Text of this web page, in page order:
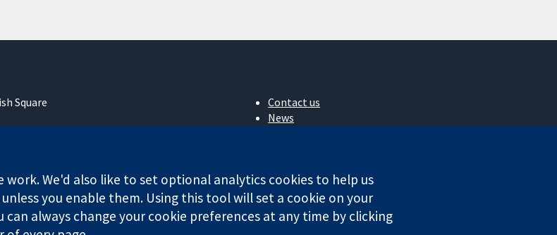
Square
Contact us
News
Cochrane Library
work. We'd also like to set optional analytics cookies to help us
you enable them. Using this tool will set a cookie on your
can always change your cookie preferences at any time by clicking